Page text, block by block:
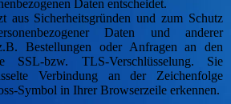
Daten entscheidet.
aus Sicherheitsgründen und zum Schutz
Daten und anderer
Bestellungen oder Anfragen an den
SSL-bzw. TLS-Verschlüsselung. Sie
Verbindung an der Zeichenfolge
Symbol in Ihrer Browserzeile erkennen.